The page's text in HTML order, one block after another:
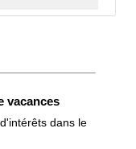
vacances
dans le